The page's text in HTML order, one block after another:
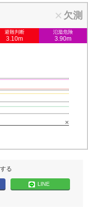
欠測
避難判断
3.10m
氾濫危険
3.90m
×
る
LINE